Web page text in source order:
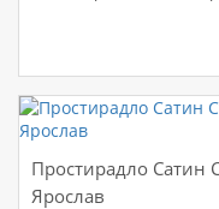
Простирадло Сатин
Ярослав